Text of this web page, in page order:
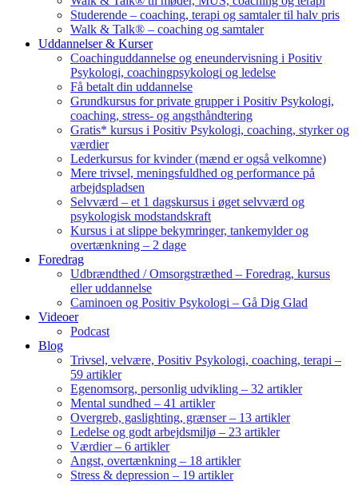
Studerende – coaching, terapi og samtaler til halv pris
Walk & Talk® – coaching og samtaler
Uddannelser & Kurser
Coachinguddannelse og eneundervisning i Positiv
Psykologi, coachingpsykologi og ledelse
Få betalt din uddannelse
Grundkursus for private grupper i Positiv Psykologi,
coaching, stress- og angsthåndtering
Gratis* kursus i Positiv Psykologi, coaching, styrker og
værdier
Lederkursus for kvinder (mænd er også velkomne)
Mere trivsel, meningsfuldhed og performance på
arbejdspladsen
Selvværd – et 1 dagskursus i øget selvværd og
psykologisk modstandskraft
Kursus i at slippe bekymringer, tankemylder og
overtænkning – 2 dage
Foredrag
Udbrændthed / Omsorgstræthed – Foredrag, kursus
eller uddannelse
Caminoen og Positiv Psykologi – Gå Dig Glad
Videoer
Podcast
Blog
Trivsel, velvære, Positiv Psykologi, coaching, terapi –
59 artikler
Egenomsorg, personlig udvikling – 32 artikler
Mental sundhed – 41 artikler
Overgreb, gaslighting, grænser – 13 artikler
Ledelse og godt arbejdsmiljø – 23 artikler
Værdier – 6 artikler
Angst, overtænkning – 18 artikler
Stress & depression – 19 artikler